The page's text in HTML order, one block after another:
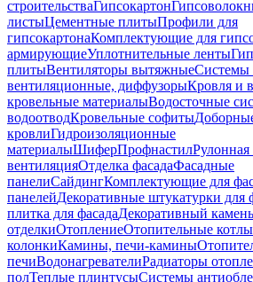
строительстваГипсокартон
листыЦементные плитыПрофили для
гипсокартонаКомплектующие для
армирующиеУплотнительные ленты
плитыВентиляторы вытяжныеСистемы
вентиляционные, диффузорыКровля и
кровельные материалыВодосточные
водоотводКровельные софиты
кровлиГидроизоляционные
материалыШиферПрофнастилРулонная
вентиляцияОтделка фасадаФасадные
панелиСайдингКомплектующие для
панелейДекоративные штукатурки для
плитка для фасадаДекоративный
отделкиОтоплениеОтопительные котлы
колонкиКамины, печи-камины
печиВодонагревателиРадиаторы
полТеплые плинтусыСистемы